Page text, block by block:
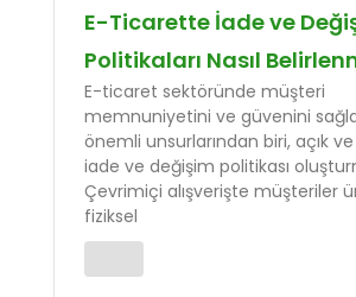
E-Ticarette İade ve
Politikaları Nasıl
E-ticaret sektöründe müşteri
memnuniyetini ve güvenini
önemli unsurlarından biri, açık
iade ve değişim politikası
Çevrimiçi alışverişte müşteriler
fiziksel